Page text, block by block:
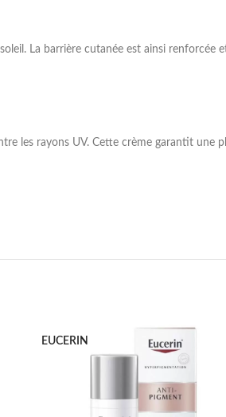
La barrière cutanée est ainsi renforcée
les rayons UV. Cette crème garantit une
EUCERIN